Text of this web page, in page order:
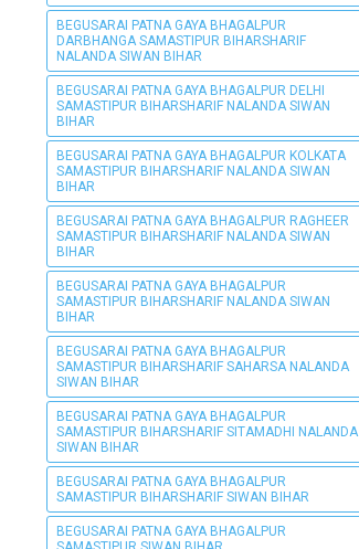
BEGUSARAI PATNA GAYA BHAGALPUR
DARBHANGA SAMASTIPUR BIHARSHARIF
NALANDA SIWAN BIHAR
BEGUSARAI PATNA GAYA BHAGALPUR DELHI
SAMASTIPUR BIHARSHARIF NALANDA SIWAN
BIHAR
BEGUSARAI PATNA GAYA BHAGALPUR KOLKATA
SAMASTIPUR BIHARSHARIF NALANDA SIWAN
BIHAR
BEGUSARAI PATNA GAYA BHAGALPUR RAGHEER
SAMASTIPUR BIHARSHARIF NALANDA SIWAN
BIHAR
BEGUSARAI PATNA GAYA BHAGALPUR
SAMASTIPUR BIHARSHARIF NALANDA SIWAN
BIHAR
BEGUSARAI PATNA GAYA BHAGALPUR
SAMASTIPUR BIHARSHARIF SAHARSA NALANDA
SIWAN BIHAR
BEGUSARAI PATNA GAYA BHAGALPUR
SAMASTIPUR BIHARSHARIF SITAMADHI NALANDA
SIWAN BIHAR
BEGUSARAI PATNA GAYA BHAGALPUR
SAMASTIPUR BIHARSHARIF SIWAN BIHAR
BEGUSARAI PATNA GAYA BHAGALPUR